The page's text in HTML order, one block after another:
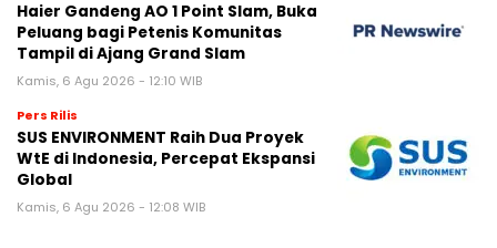
Haier Gandeng AO 1 Point Slam, Buka
Peluang bagi Petenis Komunitas
Tampil di Ajang Grand Slam
Kamis, 6 Agu 2026 - 12:10 WIB
Pers Rilis
SUS ENVIRONMENT Raih Dua Proyek
WtE di Indonesia, Percepat Ekspansi
Global
Kamis, 6 Agu 2026 - 12:08 WIB